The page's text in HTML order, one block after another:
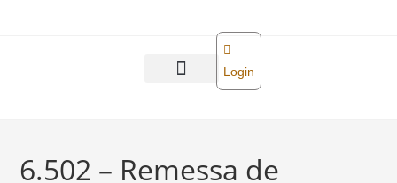
Login
6.502 – Remessa de